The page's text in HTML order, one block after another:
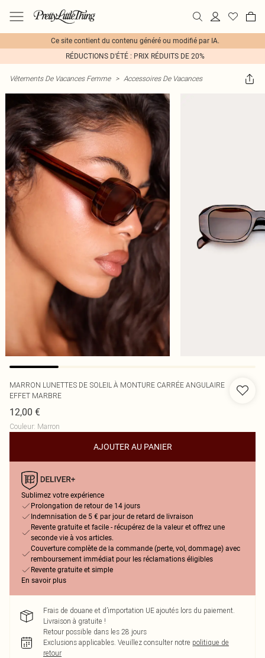
Ce site contient du contenu généré ou modifié par IA.
RÉDUCTIONS D'ÉTÉ : PRIX RÉDUITS DE 20%
Vêtements De Vacances Femme > Accessoires De Vacances
MARRON LUNETTES DE SOLEIL À MONTURE CARRÉE ANGULAIRE
EFFET MARBRE
12,00 €
Couleur: Marron
AJOUTER AU PANIER
Sublimez votre expérience
Prolongation de retour de 14 jours
Indemnisation de 5 € par jour de retard de livraison
Revente gratuite et facile - récupérez de la valeur et offrez une
seconde vie à vos articles.
Couverture complète de la commande (perte, vol, dommage) avec
remboursement immédiat pour les réclamations éligibles
Revente gratuite et simple
En savoir plus
Frais de douane et d’importation UE ajoutés lors du paiement.
Livraison à gratuite !
Retour possible dans les 28 jours
Exclusions applicables. Veuillez consulter notre politique de
retour